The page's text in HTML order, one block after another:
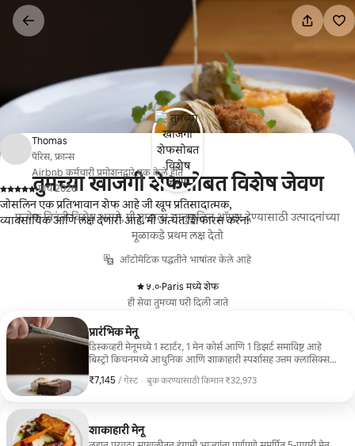
कंटेंटवर
तुमच्या खाजगी शेफसोबत विशेष जेवण
प्रत्येक विनंती विशेष असते, मी तुम्हाला सानुकूलित ऑफर देण्यासाठी उत्पादनांच्या
मूळाकडे प्रथम लक्ष देतो
ऑटोमॅटिक पद्धतीने भाषांतर केले आहे
५.०
,
·Paris मध्ये शेफ
ही सेवा तुमच्या घरी दिली जाते
प्रारंभिक मेनू
डिस्कव्हरी मेनूमध्ये 1 स्टार्टर, 1 मेन कोर्स आणि 1 डिझर्ट समाविष्ट आहे
बिस्ट्रो किचनमध्ये आधुनिक आणि शाकाहारी स्पर्शासह उत्तम क्लासिक्सची
₹7,145 / गेस्ट
₹7,145 प्रति गेस्ट· बुक करण्यासाठी किमान ₹32,973
शाकाहारी मेनू
Thomas
पॅरिस, फ्रान्स
Airbnb कर्मचारी प्रमोशनद्वारे बुक केले होते
,
·मार्च 2026
जोसलिन एक प्रतिभावान शेफ आहे जी खूप प्रतिसादात्मक,
व्यावसायिक आणि लक्ष देणारी आहे. मी अत्यंत शिफारस करेन!